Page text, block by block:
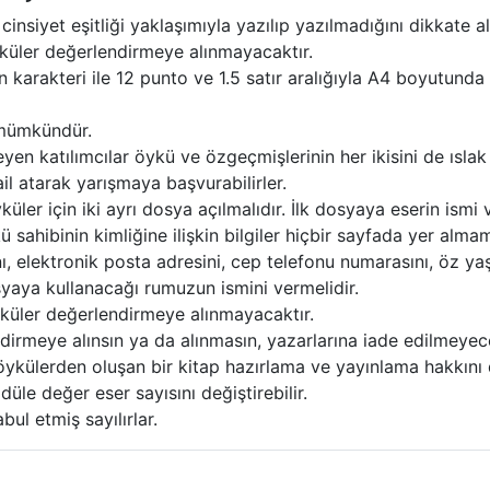
eşitliği yaklaşımıyla yazılıp yazılmadığını
değerlendirmeye alınmayacaktır.
ile 12 punto ve 1.5 satır aralığıyla A4
katılımcılar öykü ve özgeçmişlerinin her ikisini de
atarak yarışmaya başvurabilirler.
için iki ayrı dosya açılmalıdır. İlk dosyaya eserin
kimliğine ilişkin bilgiler hiçbir sayfada yer
elektronik posta adresini, cep telefonu numarasını, öz
kullanacağı rumuzun ismini vermelidir.
değerlendirmeye alınmayacaktır.
alınsın ya da alınmasın, yazarlarına iade
oluşan bir kitap hazırlama ve yayınlama hakkını
değer eser sayısını değiştirebilir.
etmiş sayılırlar.